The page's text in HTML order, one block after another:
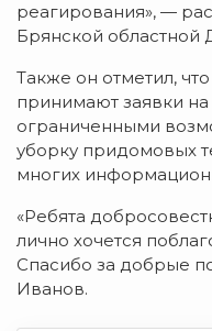
реагирования», —
Брянской
Также он отметил,
принимают заявки
ограниченными
уборку придомовых
многих
«Ребята
лично хочется
Спасибо за добрые
Иванов.